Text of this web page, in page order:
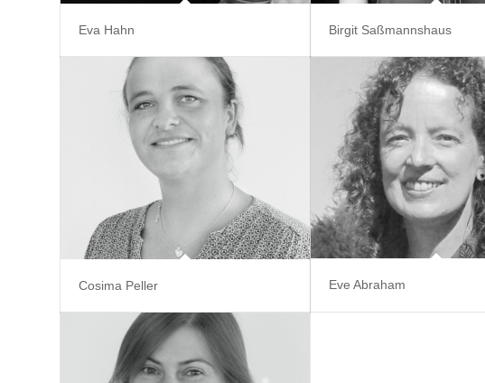
Eva Hahn Birgit Saßmannshaus
Cosima Peller Eve Abraham